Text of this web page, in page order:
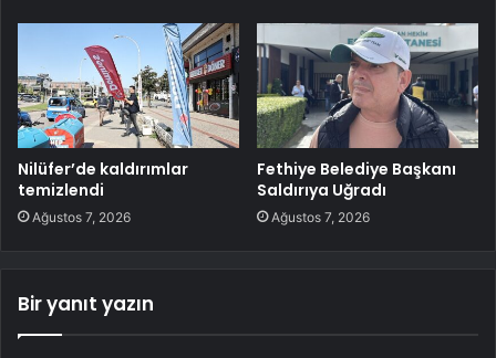
Nilüfer’de kaldırımlar
temizlendi
Ağustos 7, 2026
Fethiye Belediye Başkanı
Saldırıya Uğradı
Ağustos 7, 2026
Bir yanıt yazın